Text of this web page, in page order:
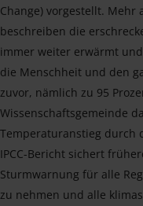
Change) vorgestellt. Mehr
beschreiben die
immer weiter erwärmt
die Menschheit und den
zuvor, nämlich zu 95
Wissenschaftsgemeinde
Temperaturanstieg durch
IPCC-Bericht sichert
Sturmwarnung für alle
zu nehmen und alle